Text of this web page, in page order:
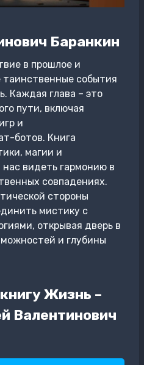
Баранкин
в прошлое и
таинственные события
Каждая глава – это
пути, включая
и
ботов. Книга
магии и
видеть гармонию в
совпадениях.
стороны
мистику с
открывая дверь в
и глубины
Жизнь –
Валентинович